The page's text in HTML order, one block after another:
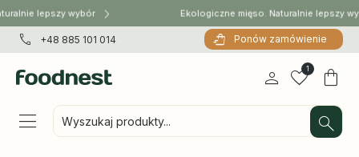
lepszy wybór Ekologiczne mięso. Naturalnie lepszy
+48 885 101 014 Ponów zamówienie
Wyszukaj produkty...
1